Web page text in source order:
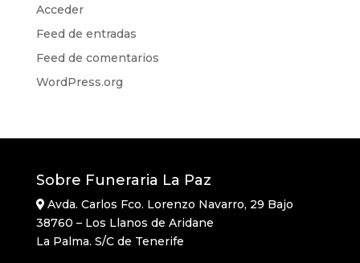
Acceder
Feed de entradas
Feed de comentarios
WordPress.org
Sobre Funeraria La Paz
Avda. Carlos Fco. Lorenzo Navarro, 29 Bajo
38760 – Los Llanos de Aridane
La Palma. S/C de Tenerife